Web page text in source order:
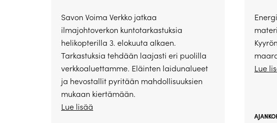
Savon Voima Verkko jatkaa
ilmajohtoverkon kuntotarkastuksia
helikopterilla 3. elokuuta alkaen.
Tarkastuksia tehdään laajasti eri puolilla
verkkoaluettamme. Eläinten laidunalueet
ja hevostallit pyritään mahdollisuuksien
mukaan kiertämään.
Lue lisää
Lue